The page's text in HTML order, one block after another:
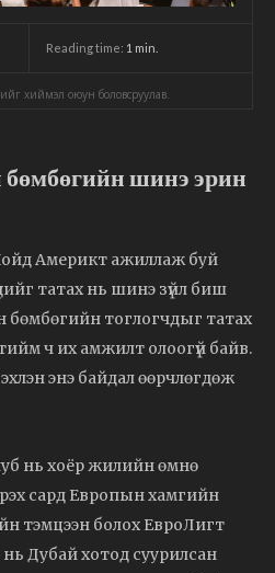
Reading time: 1 min.
хиймэл оюун боловсруулав.
бөмбөгийн шинэ эрин
Америкт ажиллаж буй
татах нь шинэ зүйл биш
бөмбөгийн тоглогчдыг татах
ч их амжилт олоогүй байв.
энэ байдал өөрчлөгдөж
нь хоёр жилийн өмнө
сард Европын хамгийн
тэмцээн болох ЕвроЛигт
Дубай хотод суурилсан